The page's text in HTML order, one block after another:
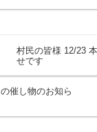
村民の皆様 12/23
せです
催し物のお知ら